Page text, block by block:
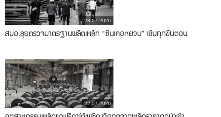
23.07.2026
สมอ.ลุยตรวจมาตรฐานผลิตเหล็ก “ซินเคอหยวน” เข้มทุกขั้นตอน
22.07.2026